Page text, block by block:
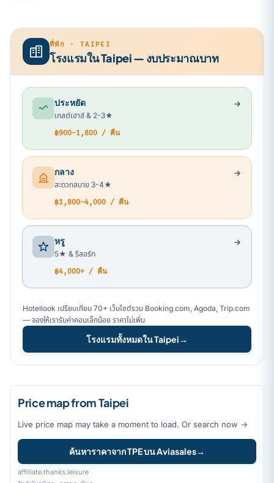
ที่พัก · TAIPEI
โรงแรมใน Taipei — งบประมาณบาท
ประหยัด
เกสต์เฮาส์ & 2-3★
฿900–1,800 / คืน
กลาง
สะดวกสบาย 3-4★
฿1,800–4,000 / คืน
หรู
5★ & รีสอร์ท
฿4,000+ / คืน
Hotellook เปรียบเทียบ 70+ เว็บไซต์รวม Booking.com, Agoda, Trip.com
— จองให้เรารับค่าคอมเล็กน้อย ราคาไม่เพิ่ม
โรงแรมทั้งหมดใน Taipei→
Price map from Taipei
Live price map may take a moment to load. Or search now →
ค้นหาราคาจาก TPE บน Aviasales→
affiliate.thanks.leisure